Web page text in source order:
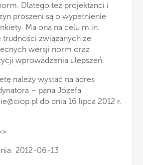
Dlatego też projektanci i
proszeni są o wypełnienie
Ma ona na celu m.in.
związanych ze
wersji norm oraz
wprowadzenia ulepszeń.
należy wysłać na adres
– pana Józefa
do dnia 16 lipca 2012 r.
2012-06-13